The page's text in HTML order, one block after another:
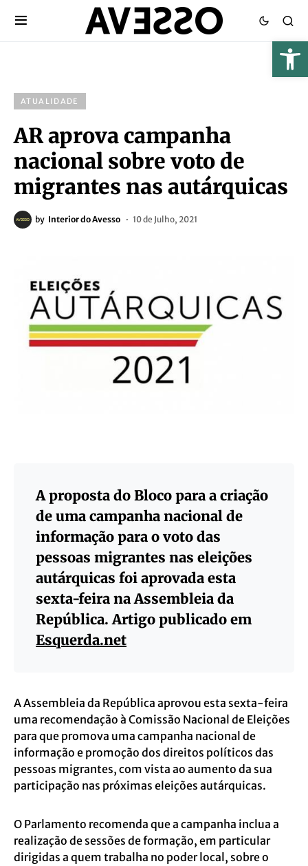
ATUALIDADE
AR aprova campanha
nacional sobre voto de
migrantes nas autárquicas
by Interior do Avesso 10 de Julho, 2021
A proposta do Bloco para a criação
de uma campanha nacional de
informação para o voto das
pessoas migrantes nas eleições
autárquicas foi aprovada esta
sexta-feira na Assembleia da
República. Artigo publicado em
Esquerda.net
A Assembleia da República aprovou esta sexta-feira
uma recomendação à Comissão Nacional de Eleições
para que promova uma campanha nacional de
informação e promoção dos direitos políticos das
pessoas migrantes, com vista ao aumento da sua
participação nas próximas eleições autárquicas.
O Parlamento recomenda que a campanha inclua a
realização de sessões de formação, em particular
dirigidas a quem trabalha no poder local, sobre o